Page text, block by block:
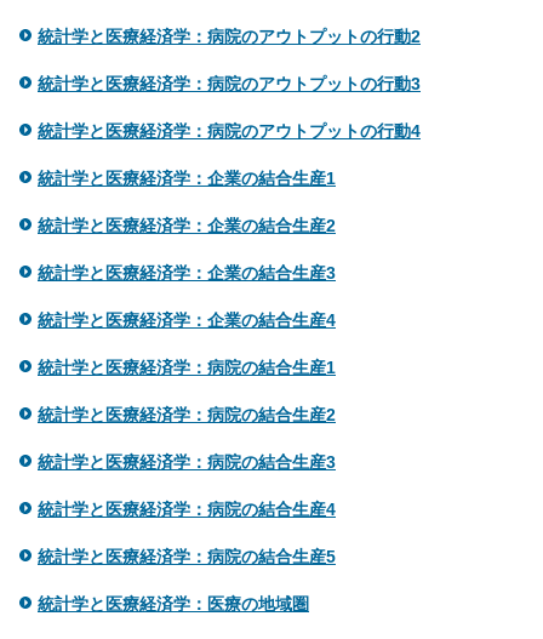
統計学と医療経済学：病院のアウトプットの行動2
統計学と医療経済学：病院のアウトプットの行動3
統計学と医療経済学：病院のアウトプットの行動4
統計学と医療経済学：企業の結合生産1
統計学と医療経済学：企業の結合生産2
統計学と医療経済学：企業の結合生産3
統計学と医療経済学：企業の結合生産4
統計学と医療経済学：病院の結合生産1
統計学と医療経済学：病院の結合生産2
統計学と医療経済学：病院の結合生産3
統計学と医療経済学：病院の結合生産4
統計学と医療経済学：病院の結合生産5
統計学と医療経済学：医療の地域圏